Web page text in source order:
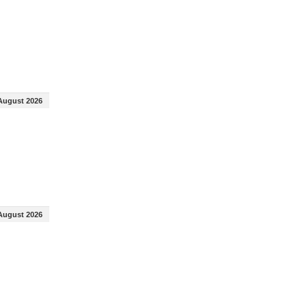
2026
2026